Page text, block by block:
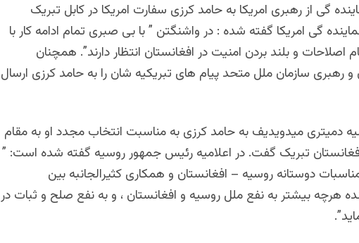
گی از رهبری امریکا به حامد کرزی سفارت امریکا در کابل تبریک
گی امریکا گفته شده : در واشنگتن ” با بی صبری تمام ادامه کار با
اصلاحات و بلند بردن امنیت در افغانستان انتظار دارند”. همچنان
رهبری سازمان ملل متحد پیام های تبریکیه شان را به حامد کرزی ارسال
دمیتری میدویدیف به حامد کرزی به مناسبت انتخاب مجدد او به مقام
تبریک گفت. در اعلامیه رئیس جمهور روسیه گفته شده است: ”
دوستانه روسیه – افغانستان و همکاری کثیرالجانبه بین
هرچه بیشتر به نفع ملل روسیه و افغانستان ، و به نفع صلح و ثبات در